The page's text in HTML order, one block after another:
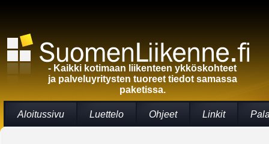
- Kaikki kotimaan liikenteen ykköskohteet
ja palveluyritysten tuoreet tiedot samassa
paketissa.
Aloitussivu Luettelo Ohjeet Linkit